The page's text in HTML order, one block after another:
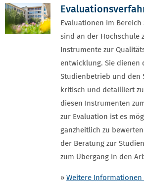
Evaluationen im
sind an der Hochschule
Instrumente zur
entwicklung. Sie dienen
Studienbetrieb und den
kritisch und detailliert
diesen Instrumenten
zur Evaluation ist es
ganzheitlich zu
der Beratung zur
zum Übergang in den
» Weitere Informationen